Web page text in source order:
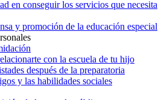
en conseguir los servicios que necesita
y promoción de la educación especial
con la escuela de tu hijo
después de la preparatoria
y las habilidades sociales